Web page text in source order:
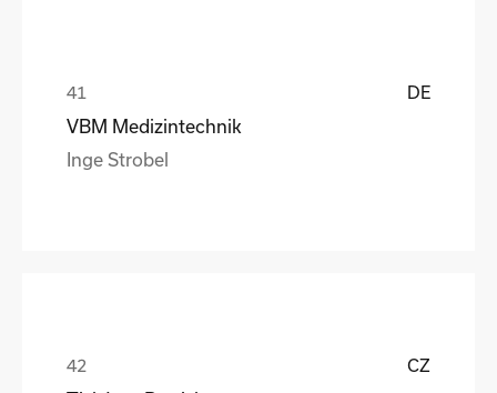
DE
VBM Medizintechnik
Inge Strobel
CZ